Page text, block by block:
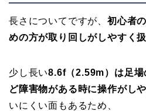
長さについてですが、 初心者
めの方が取り回しがしやすく
少し長い8.6f（2.59m）は足場
ど障害物がある時に操作がし
いにくい面もあるため、